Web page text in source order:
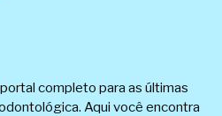
completo para as últimas
Aqui você encontra